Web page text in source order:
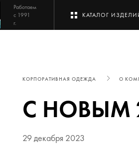
Работаем
с 1991
г.
КАТАЛОГ
КОРПОРАТИВНАЯ ОДЕЖДА О
С НОВЫМ
29 декабря 2023